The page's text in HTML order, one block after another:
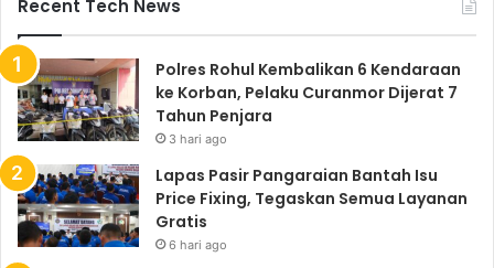
Recent Tech News
Polres Rohul Kembalikan 6 Kendaraan
ke Korban, Pelaku Curanmor Dijerat 7
Tahun Penjara
3 hari ago
Lapas Pasir Pangaraian Bantah Isu
Price Fixing, Tegaskan Semua Layanan
Gratis
6 hari ago